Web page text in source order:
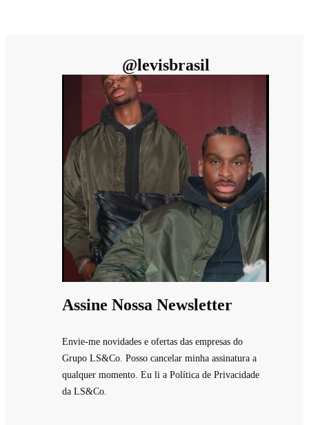
@levisbrasil
Assine Nossa Newsletter
Envie-me novidades e ofertas das empresas do
Grupo LS&Co. Posso cancelar minha assinatura a
qualquer momento. Eu li a Política de Privacidade
da LS&Co.